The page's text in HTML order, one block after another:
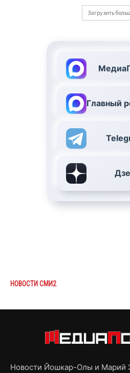
Загрузить
Главный
НОВОСТИ СМИ2
Новости Йошкар-Олы и Марий